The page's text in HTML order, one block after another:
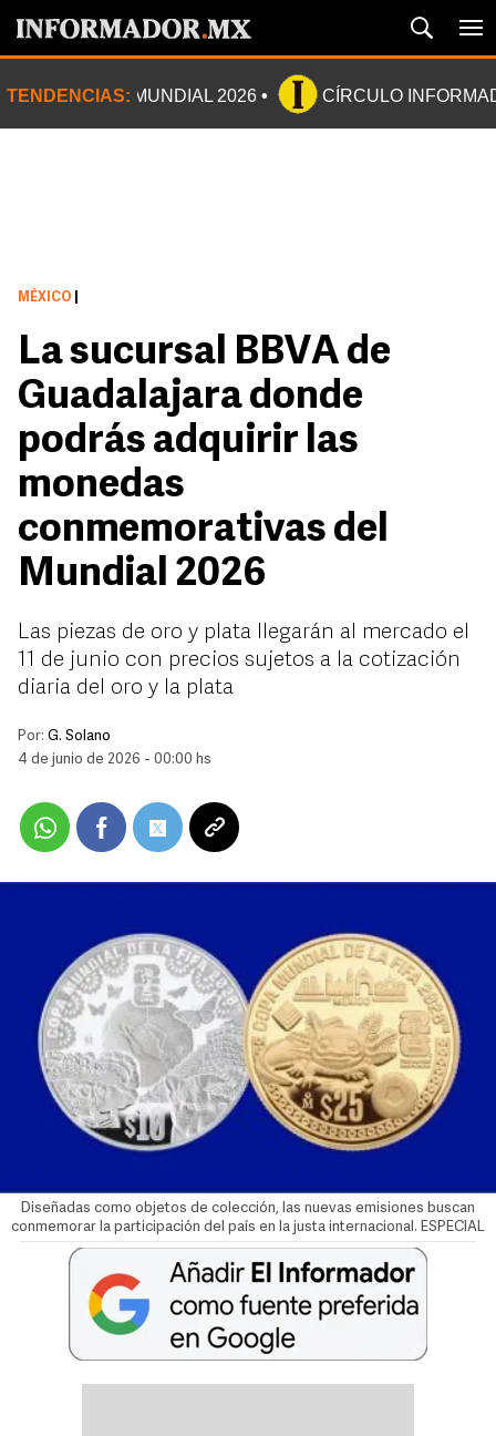
TENDENCIAS: MUNDIAL 2026 CÍRCULO
MÉXICO
La sucursal BBVA de
Guadalajara donde
podrás adquirir las
monedas
conmemorativas del
Mundial 2026
Las piezas de oro y plata llegarán al mercado el
11 de junio con precios sujetos a la cotización
diaria del oro y la plata
Por: G. Solano
4 de junio de 2026 - 00:00 hs
Diseñadas como objetos de colección, las nuevas emisiones buscan
conmemorar la participación del país en la justa internacional. ESPECIAL